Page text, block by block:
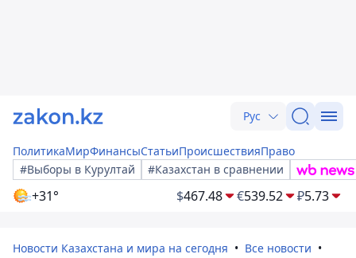
Рус
ПолитикаМирФинансыСтатьиПроисшествияПраво
#Выборы в Курултай
#Казахстан в сравнении
+31° $467.48 €539.52 ₽5.73
Новости Казахстана и мира на сегодня
Все новости